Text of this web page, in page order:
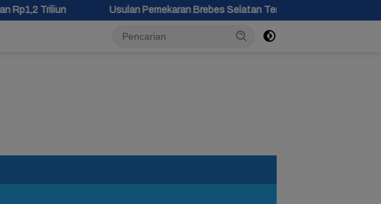
Usulan Pemekaran Brebes Selatan Terkendala Moratorium dan Tunggu Antrean